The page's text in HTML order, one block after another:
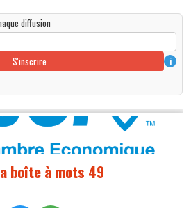
diffusion
S'inscrire i
boîte à mots 49